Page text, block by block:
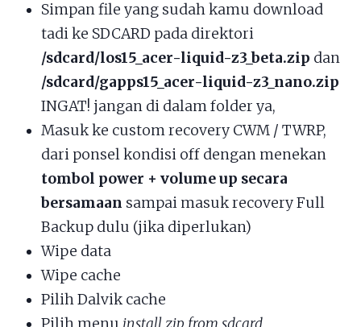
Simpan file yang sudah kamu download
tadi ke SDCARD pada direktori
/sdcard/los15_acer-liquid-z3_beta.zip dan
/sdcard/gapps15_acer-liquid-z3_nano.zip
INGAT! jangan di dalam folder ya,
Masuk ke custom recovery CWM / TWRP,
dari ponsel kondisi off dengan menekan
tombol power + volume up secara
bersamaan sampai masuk recovery Full
Backup dulu (jika diperlukan)
Wipe data
Wipe cache
Pilih Dalvik cache